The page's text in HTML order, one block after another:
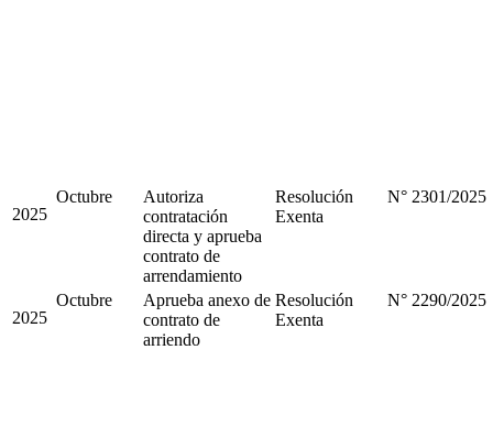
2025
Octubre
Autoriza
contratación
directa y aprueba
contrato de
arrendamiento
Resolución
Exenta
N° 2301/2025
2025
Octubre
Aprueba anexo de
contrato de
arriendo
Resolución
Exenta
N° 2290/2025